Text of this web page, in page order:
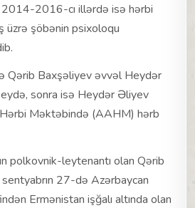
2016-cı illərdə isə hərbi
üzrə şöbənin psixoloqu
Baxşəliyev əvvəl Heydər
sonra isə Heydər Əliyev
Məktəbində (AAHM) hərb
polkovnik-leytenantı olan Qərib
27-də Azərbaycan
Ermənistan işğalı altında olan